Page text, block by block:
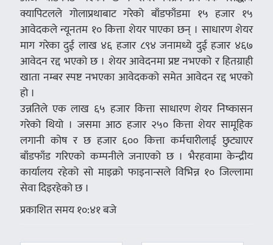
क्यापिटलले गोलाप्रथाबाट गरेको बाँडफाँडमा १५ हजार १५
आवेदकले न्यूनतम १० कित्ता शेयर पाएका छन् । साधारण शेयर
माग गरेका दुई लाख ४६ हजार ८९४ जनामध्ये दुई हजार ४६७
आवेदन रद्द भएको छ । शेयर आवेदनमा प्रष्ट नभएको र हितग्राही
खाता नम्बर स्पष्ट नभएका आवेदकको समेत आवेदन रद्द भएको
हो ।
उन्नतिले एक लाख ६५ हजार कित्ता साधारण शेयर निष्कासन
गरेको थियो । जसमा आठ हजार २५० कित्ता शेयर सामूहिक
लगानी कोष र छ हजार ६०० कित्ता कर्मचारीलाई छुट्याएर
बाँडफाँड गरिएको कम्पनीले जनाएको छ । भैरहवामा केन्द्रीय
कार्यालय रहेको सो माइक्रो फाइनान्सले विभिन्न १० जिल्लामा
सेवा दिइरहेको छ ।
प्रकाशित समय १०:४१ बजे